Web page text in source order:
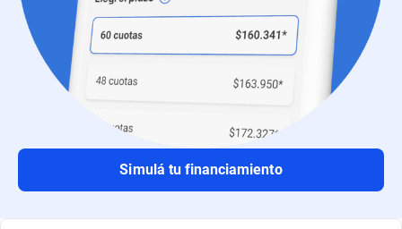
Simulá tu financiamiento